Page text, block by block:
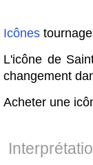
Icônes
L'icône de
changement
Acheter une